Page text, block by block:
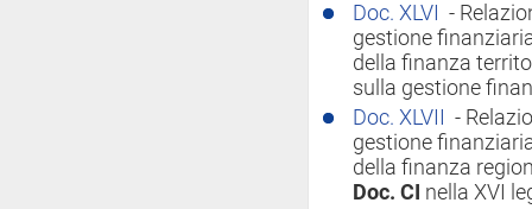
Doc. XLVI
-
gestione
della finanza
sulla gestione
Doc. XLVII
-
gestione
della finanza
Doc. CI nella XVI